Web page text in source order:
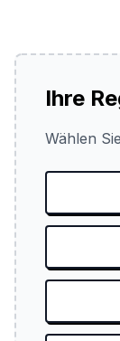
Ihre
Wählen